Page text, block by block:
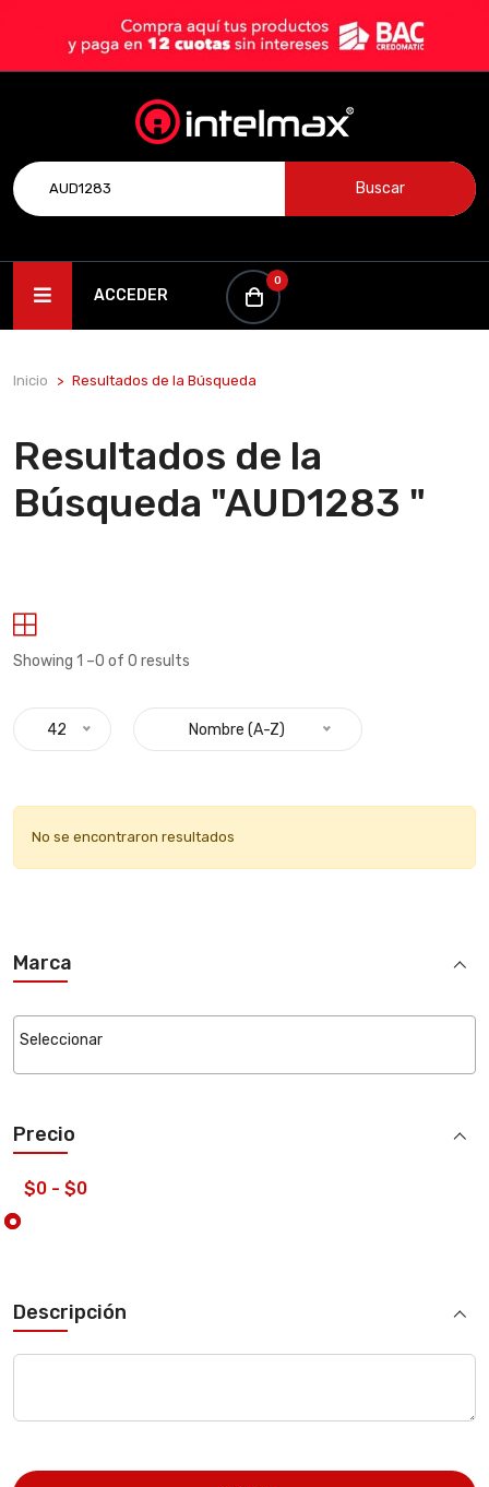
Buscar
ACCEDER
0
Inicio Resultados de la Búsqueda
Marca
Precio
Descripción
Resultados de la
Búsqueda "AUD1283 "
Showing 1 –0 of 0 results
42 Nombre (A-Z)
No se encontraron resultados